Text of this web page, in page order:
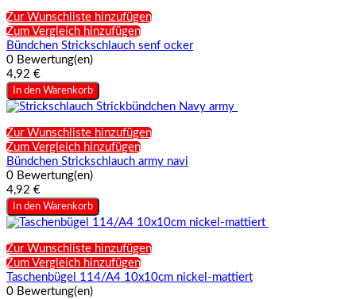
Zur Wunschliste hinzufügen
Zum Vergleich hinzufügen
Bündchen Strickschlauch senf ocker
0 Bewertung(en)
4,92 €
In den Warenkorb
Zur Wunschliste hinzufügen
Zum Vergleich hinzufügen
Bündchen Strickschlauch army navi
0 Bewertung(en)
4,92 €
In den Warenkorb
Zur Wunschliste hinzufügen
Zum Vergleich hinzufügen
Taschenbügel 114/A4 10x10cm nickel-mattiert
0 Bewertung(en)